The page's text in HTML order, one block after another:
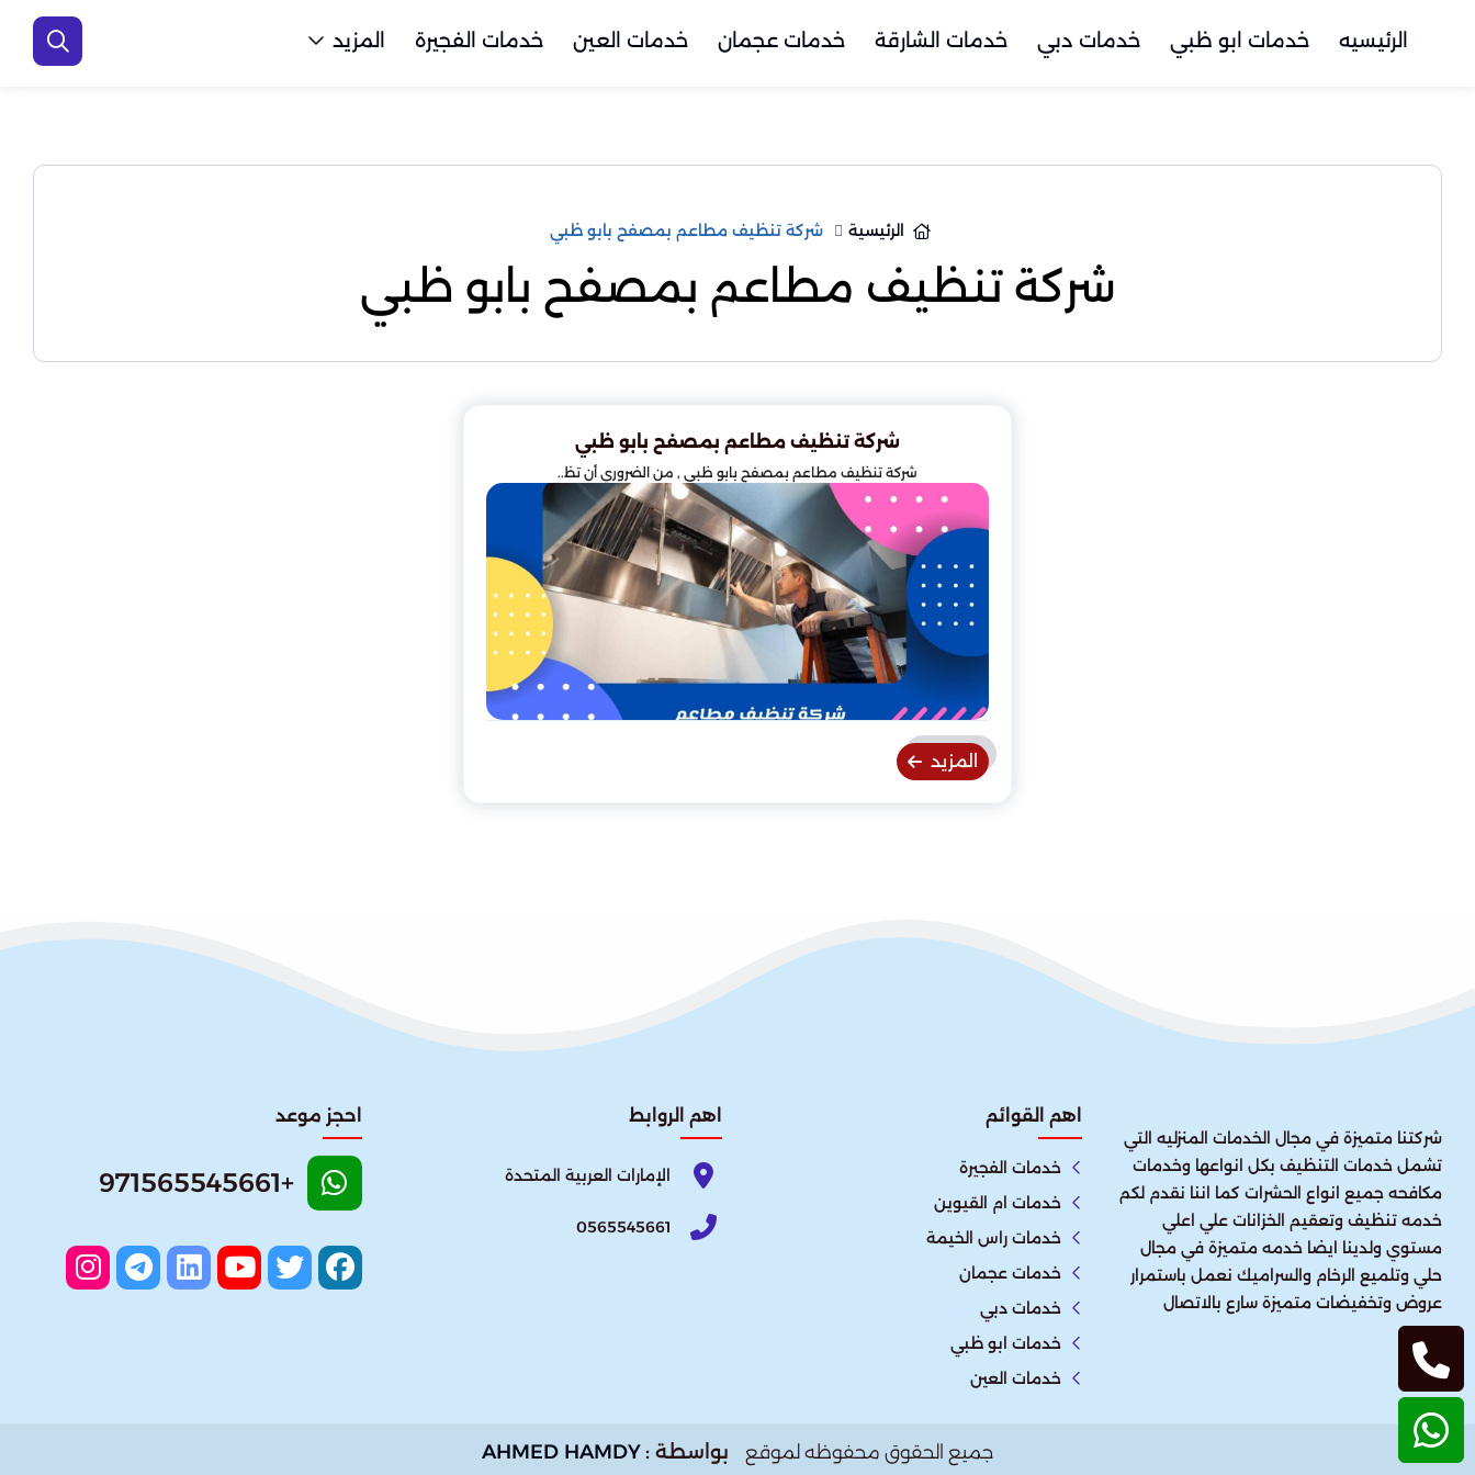
الرئيسيه خدمات ابو ظبي خدمات دبي خدمات الشارقة خدمات عجمان خدمات العين خدمات الفجيرة المزيد
الرئيسية شركة تنظيف مطاعم بمصفح بابو ظبي
شركة تنظيف مطاعم بمصفح بابو ظبي
شركة تنظيف مطاعم بمصفح بابو ظبي
شركة تنظيف مطاعم بمصفح بابو ظبي , من الضروري أن تظ..
المزيد
شركتنا متميزة في مجال الخدمات المنزليه التي
تشمل خدمات التنظيف بكل انواعها وخدمات
مكافحه جميع انواع الحشرات كما اننا نقدم لكم
خدمه تنظيف وتعقيم الخزانات علي اعلي
مستوي ولدينا ايضا خدمه متميزة في مجال
حلي وتلميع الرخام والسراميك نعمل باستمرار
عروض وتخفيضات متميزة سارع بالاتصال
اهم القوائم
خدمات الفجيرة
خدمات ام القيوين
خدمات راس الخيمة
خدمات عجمان
خدمات دبي
خدمات ابو ظبي
خدمات العين
اهم الروابط
الإمارات العربية المتحدة​
0565545661
احجز موعد
+971565545661
جميع الحقوق محفوظه لموقع بواسطة :AHMED HAMDY